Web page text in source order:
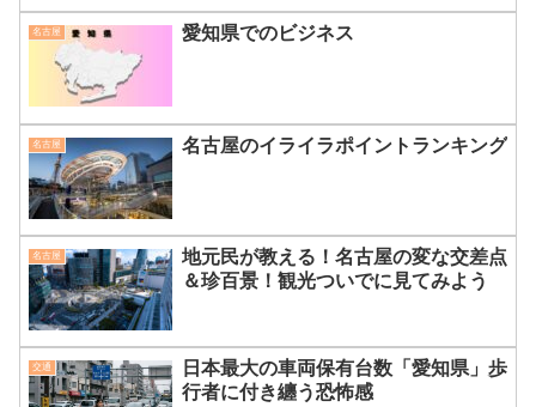
名古屋 愛知県でのビジネス
名古屋 名古屋のイライラポイントランキング
名古屋
地元民が教える！名古屋の変な交差点
＆珍百景！観光ついでに見てみよう
交通
日本最大の車両保有台数「愛知県」歩
行者に付き纏う恐怖感